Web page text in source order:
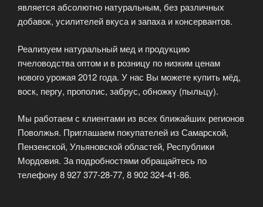
является абсолютно натуральным, без различных
добавок, усилителей вкуса и запаха и консервантов.
Реализуем натуральный мед и продукцию
пчеловодства оптом и в розницу по низким ценам
нового урожая 2012 года. У нас Вы можете купить мёд,
воск, пергу, прополис, забрус, обножку (пыльцу).
Мы работаем с клиентами из всех ближайших регионов
Поволжья. Приглашаем покупателей из Самарской,
Пензенской, Ульяновской областей, Республики
Мордовия. За подробностями обращайтесь по
телефону 8 927 377-28-77, 8 902 324-41-86.